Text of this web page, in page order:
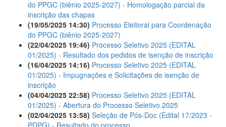
do PPGC (biênio 2025-2027) - Homologação parcial da
inscrição das chapas
(19/05/2025 14:30) Processo Eleitoral para Coordenação
do PPGC (biênio 2025-2027)
(22/04/2025 19:46) Processo Seletivo 2025 (EDITAL
01/2025) - Resultado dos pedidos de isenção de inscrição
(16/04/2025 14:16) Processo Seletivo 2025 (EDITAL
01/2025) - Impugnações e Solicitações de isenção de
inscrição
(04/04/2025 22:58) Processo Seletivo 2025 (EDITAL
01/2025) - Abertura do Processo Seletivo 2025
(02/04/2025 13:58) Seleção de Pós-Doc (Edital 17/2023 -
PDPG) - Resultado do processo